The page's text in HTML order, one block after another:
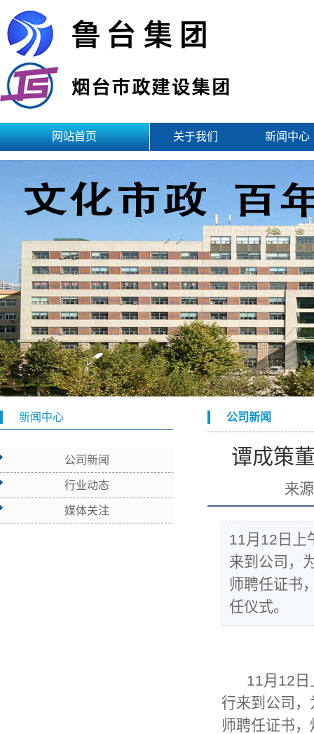
网站首页 关于我们 新闻中心
新闻中心
公司新闻
行业动态
媒体关注
公司新闻
谭成策
来
11月12日上
来到公司，
师聘任证书
任仪式。
11月12日
行来到公司
师聘任证书